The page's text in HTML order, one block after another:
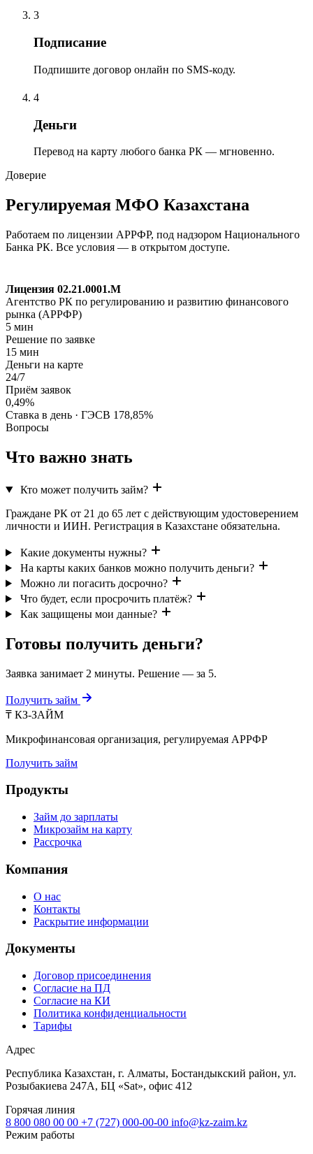
3
Подписание
Подпишите договор онлайн по SMS-коду.
4
Деньги
Перевод на карту любого банка РК — мгновенно.
Доверие
Регулируемая МФО Казахстана
Работаем по лицензии АРРФР, под надзором Национального
Банка РК. Все условия — в открытом доступе.
Лицензия 02.21.0001.M
Агентство РК по регулированию и развитию финансового
рынка (АРРФР)
5 мин
Решение по заявке
15 мин
Деньги на карте
24/7
Приём заявок
0,49%
Ставка в день · ГЭСВ 178,85%
Вопросы
Что важно знать
Кто может получить займ?
Граждане РК от 21 до 65 лет с действующим удостоверением
личности и ИИН. Регистрация в Казахстане обязательна.
Какие документы нужны?
На карты каких банков можно получить деньги?
Можно ли погасить досрочно?
Что будет, если просрочить платёж?
Как защищены мои данные?
Готовы получить деньги?
Заявка занимает 2 минуты. Решение — за 5.
Получить займ
₸ КЗ-ЗАЙМ
Микрофинансовая организация, регулируемая АРРФР
Получить займ
Продукты
Займ до зарплаты
Микрозайм на карту
Рассрочка
Компания
О нас
Контакты
Раскрытие информации
Документы
Договор присоединения
Согласие на ПД
Согласие на КИ
Политика конфиденциальности
Тарифы
Адрес
Республика Казахстан, г. Алматы, Бостандыкский район, ул.
Розыбакиева 247А, БЦ «Sat», офис 412
Горячая линия
8 800 080 00 00 +7 (727) 000-00-00 info@kz-zaim.kz
Режим работы